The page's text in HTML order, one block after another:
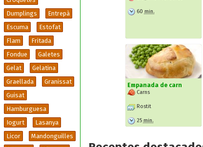
Dumplings
Entrepà
Escuma
Estofat
Flam
Fritada
Fondue
Galetes
Gelat
Gelatina
Graellada
Granissat
Guisat
Hamburguesa
Iogurt
Lasanya
Licor
Mandonguilles
60 min.
Empanada de carn
Carns
Rostit
25 min.